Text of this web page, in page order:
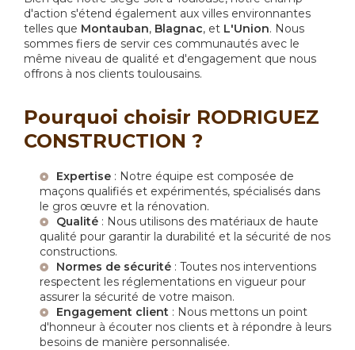
d'action s'étend également aux villes environnantes
telles que Montauban, Blagnac, et L'Union. Nous
sommes fiers de servir ces communautés avec le
même niveau de qualité et d'engagement que nous
offrons à nos clients toulousains.
Pourquoi choisir RODRIGUEZ
CONSTRUCTION ?
Expertise : Notre équipe est composée de
maçons qualifiés et expérimentés, spécialisés dans
le gros œuvre et la rénovation.
Qualité : Nous utilisons des matériaux de haute
qualité pour garantir la durabilité et la sécurité de nos
constructions.
Normes de sécurité : Toutes nos interventions
respectent les réglementations en vigueur pour
assurer la sécurité de votre maison.
Engagement client : Nous mettons un point
d'honneur à écouter nos clients et à répondre à leurs
besoins de manière personnalisée.